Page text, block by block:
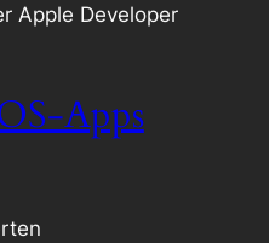
Apple Developer
Apps